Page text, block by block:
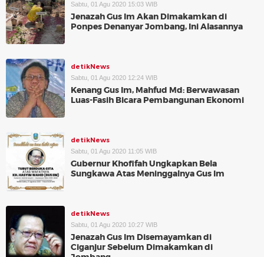
Sabtu, 01 Agu 2020 15:03 WIB
Jenazah Gus Im Akan Dimakamkan di
Ponpes Denanyar Jombang, Ini Alasannya
detikNews
Sabtu, 01 Agu 2020 12:24 WIB
Kenang Gus Im, Mahfud Md: Berwawasan
Luas-Fasih Bicara Pembangunan Ekonomi
detikNews
Sabtu, 01 Agu 2020 11:05 WIB
Gubernur Khofifah Ungkapkan Bela
Sungkawa Atas Meninggalnya Gus Im
detikNews
Sabtu, 01 Agu 2020 10:27 WIB
Jenazah Gus Im Disemayamkan di
Ciganjur Sebelum Dimakamkan di